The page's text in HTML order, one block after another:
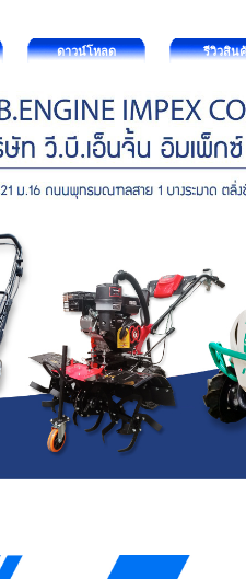
ดาวน์โหลด รีวิวสิน